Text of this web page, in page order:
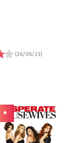
(26/06/23)
+